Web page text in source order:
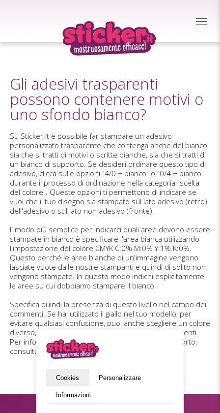
Gli adesivi trasparenti
possono contenere motivi o
uno sfondo bianco?
Su Sticker.it è possibile far stampare un adesivo
personalizzato trasparente che contenga anche del bianco,
sia che si tratti di motivi o scritte bianche, sia che si tratti di
un bianco di supporto. Se desideri ordinare questo tipo di
adesivo, clicca sulle opzioni "4/0 + bianco" o "0/4 + bianco"
durante il processo di ordinazione nella categoria "scelta
del colore". Queste opzioni ti permettono di indicare se
vuoi che il tuo disegno sia stampato sul lato adesivo (retro)
dell'adesivo o sul lato non adesivo (fronte).
Il modo più semplice per indicarci quali aree devono essere
stampate in bianco è specificare l'area bianca utilizzando
l'impostazione del colore CMYK C:0% M:0% Y:1% K:0%.
Questo perché le aree bianche di un'immagine vengono
lasciate vuote dalle nostre stampanti e quindi di solito non
vengono stampate. In questo modo indichi esplicitamente
le aree su cui dobbiamo stampare il bianco.
Specifica quindi la presenza di questo livello nel campo dei
commenti. Se hai utilizzato il giallo nel tuo modello, per
evitare qualsiasi confusione, puoi anche scegliere un colore
diverso, basta che ce lo indichi nel campo dei commenti.
Per informazioni più dettagliate sul bianco del supporto,
consulta lenostre specifiche tecniche
Cookies Personalizzare
Informazioni